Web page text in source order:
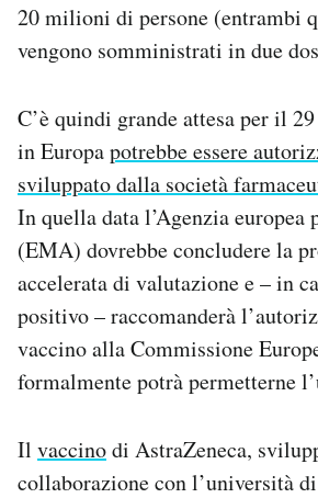
20 milioni di persone (entrambi
vengono somministrati in due
C’è quindi grande attesa per il
in Europapotrebbe essere
sviluppato dalla società
In quella data l’Agenzia
(EMA) dovrebbe concludere la
accelerata di valutazione e – in
positivo – raccomanderà
vaccino alla Commissione
formalmente potrà permetterne
Il vaccinodi AstraZeneca,
collaborazione con l’università